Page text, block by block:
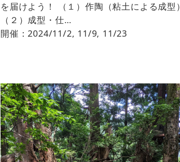
を届けよう！ （１）作陶（粘土による成型）
（２）成型・仕…
開催：2024/11/2, 11/9, 11/23